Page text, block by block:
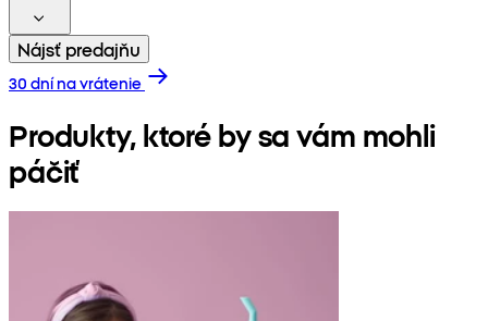
Nájsť predajňu
30 dní na vrátenie
Produkty, ktoré by sa vám mohli
páčiť